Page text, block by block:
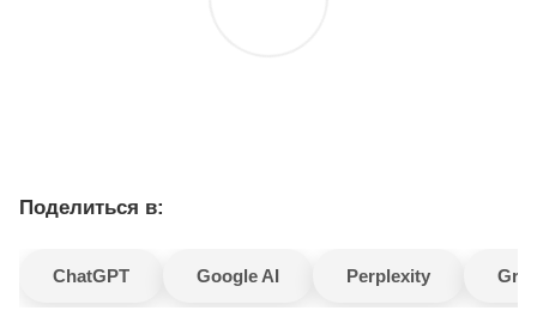
Поделиться в:
ChatGPT Google AI Perplexity